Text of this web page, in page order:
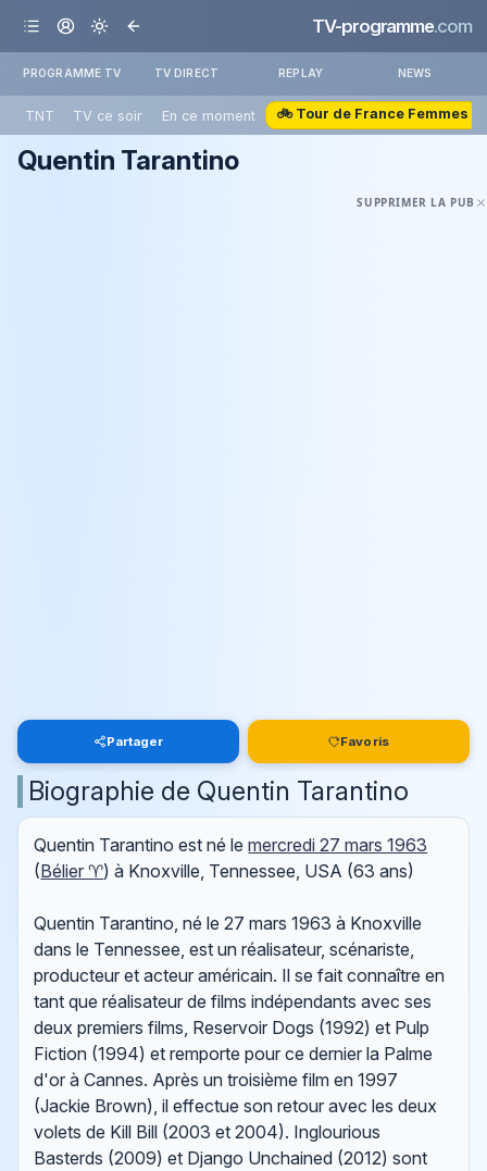
TV-programme.com
PROGRAMME TV TV DIRECT REPLAY NEWS
TNT TV ce soir En ce moment 🚲 Tour de France Femmes
Quentin Tarantino
SUPPRIMER LA PUB
Partager Favoris
Biographie de Quentin Tarantino
Quentin Tarantino est né lemercredi 27 mars 1963
(Bélier ♈) à Knoxville, Tennessee, USA (63 ans)
Quentin Tarantino, né le 27 mars 1963 à Knoxville
dans le Tennessee, est un réalisateur, scénariste,
producteur et acteur américain. Il se fait connaître en
tant que réalisateur de films indépendants avec ses
deux premiers films, Reservoir Dogs (1992) et Pulp
Fiction (1994) et remporte pour ce dernier la Palme
d'or à Cannes. Après un troisième film en 1997
(Jackie Brown), il effectue son retour avec les deux
volets de Kill Bill (2003 et 2004). Inglourious
Basterds (2009) et Django Unchained (2012) sont